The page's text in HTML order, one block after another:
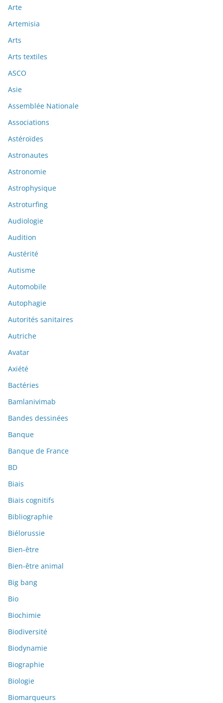
Arte
Artemisia
Arts
Arts textiles
ASCO
Asie
Assemblée Nationale
Associations
Astéroïdes
Astronautes
Astronomie
Astrophysique
Astroturfing
Audiologie
Audition
Austérité
Autisme
Automobile
Autophagie
Autorités sanitaires
Autriche
Avatar
Axiété
Bactéries
Bamlanivimab
Bandes dessinées
Banque
Banque de France
BD
Biais
Biais cognitifs
Bibliographie
Biélorussie
Bien-être
Bien-être animal
Big bang
Bio
Biochimie
Biodiversité
Biodynamie
Biographie
Biologie
Biomarqueurs